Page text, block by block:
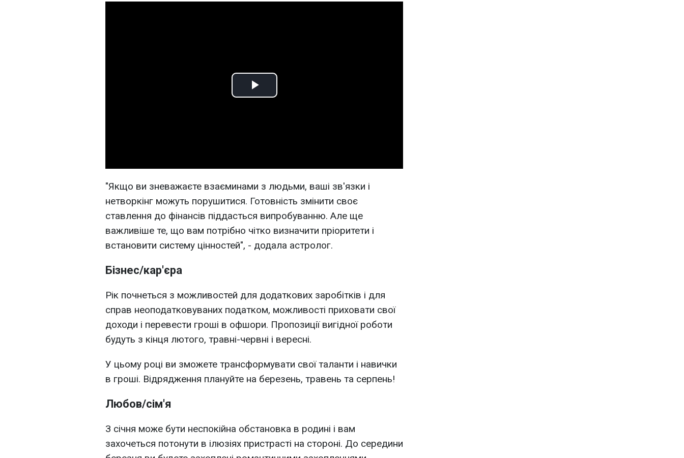
Play
"Якщо ви зневажаєте взаєминами з людьми, ваші зв'язки і
нетворкінг можуть порушитися. Готовність змінити своє
ставлення до фінансів піддасться випробуванню. Але ще
важливіше те, що вам потрібно чітко визначити пріоритети і
встановити систему цінностей", - додала астролог.
Бізнес/кар'єра
Рік почнеться з можливостей для додаткових заробітків і для
справ неоподатковуваних податком, можливості приховати свої
доходи і перевести гроші в офшори. Пропозиції вигідної роботи
будуть з кінця лютого, травні-червні і вересні.
У цьому році ви зможете трансформувати свої таланти і навички
в гроші. Відрядження плануйте на березень, травень та серпень!
Любов/сім'я
З січня може бути неспокійна обстановка в родині і вам
захочеться потонути в ілюзіях пристрасті на стороні. До середини